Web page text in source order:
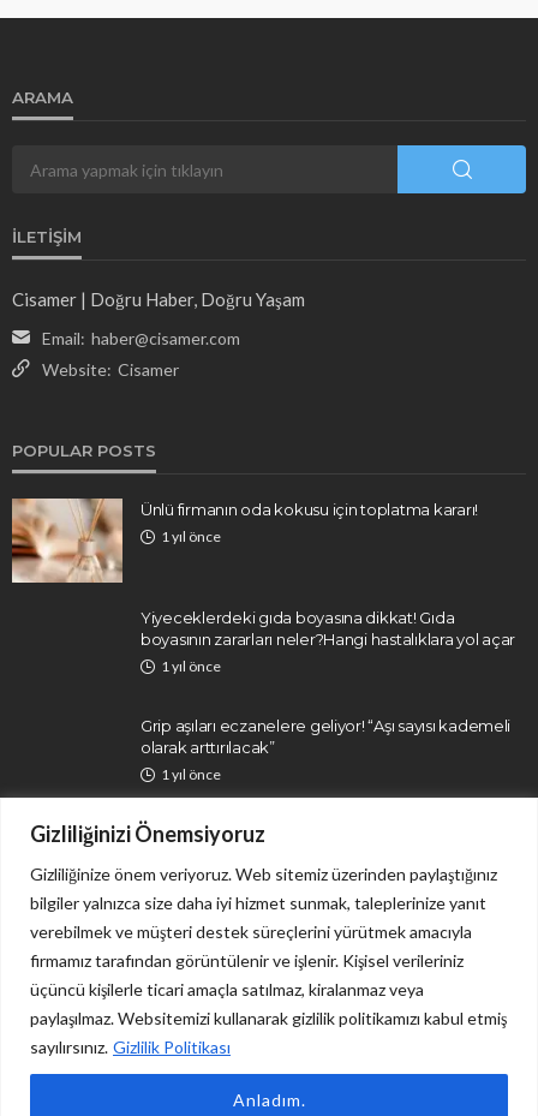
Gizliliğinizi Önemsiyoruz
Gizliliğinize önem veriyoruz. Web sitemiz üzerinden paylaştığınız
bilgiler yalnızca size daha iyi hizmet sunmak, taleplerinize yanıt
verebilmek ve müşteri destek süreçlerini yürütmek amacıyla
firmamız tarafından görüntülenir ve işlenir. Kişisel verileriniz
üçüncü kişilerle ticari amaçla satılmaz, kiralanmaz veya
paylaşılmaz. Websitemizi kullanarak gizlilik politikamızı kabul etmiş
sayılırsınız. Gizlilik Politikası
Anladım.
ARAMA
İLETIŞIM
Cisamer | Doğru Haber, Doğru Yaşam
Email: haber@cisamer.com
Website: Cisamer
POPULAR POSTS
Ünlü firmanın oda kokusu için toplatma kararı!
1 yıl önce
Yiyeceklerdeki gıda boyasına dikkat! Gıda
boyasının zararları neler?Hangi hastalıklara yol açar
1 yıl önce
Grip aşıları eczanelere geliyor! “Aşı sayısı kademeli
olarak arttırılacak”
1 yıl önce
İletişim Gizlilik Politikası
Sitemizdeki tüm içerikler yalnızca bilgi ve haber niteliği taşımakta olup, herhangi bir tedavi
önerisi ya da uygulama tavsiyesi değildir. Copyright © 2024 Tüm Hakları Saklıdır. Cisamer | Doğru